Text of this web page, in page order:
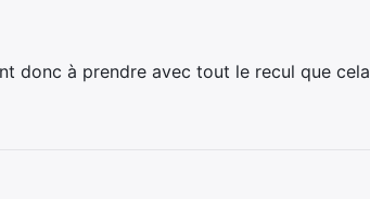
donc à prendre avec tout le recul que cela